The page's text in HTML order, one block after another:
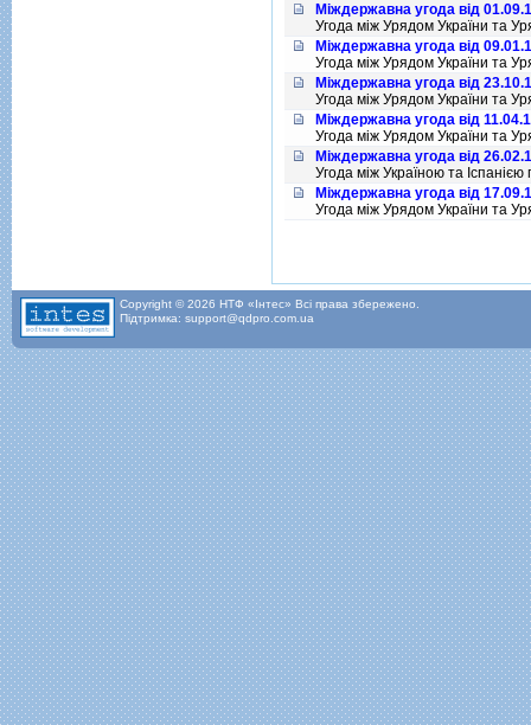
Міждержавна угода від
Угода мiж Урядом України та
Міждержавна угода від
Угода мiж Урядом України та
Міждержавна угода від
Угода мiж Урядом України та
Міждержавна угода від
Угода мiж Урядом України та
Міждержавна угода від
Угода мiж Україною та Iспанiєю
Міждержавна угода від
Угода мiж Урядом України та
Copyright © 2026 НТФ «Інтес» Всі права збережено.
Підтримка: support@qdpro.com.ua